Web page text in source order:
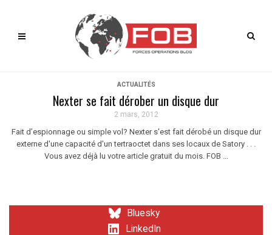
ACTUALITÉS
Nexter se fait dérober un disque dur
2 mars, 2012
Fait d’espionnage ou simple vol? Nexter s'est fait dérobé un disque dur
externe d'une capacité d'un tertraoctet dans ses locaux de Satory . . .
Vous avez déjà lu votre article gratuit du mois. FOB ...
Bluesky
LinkedIn